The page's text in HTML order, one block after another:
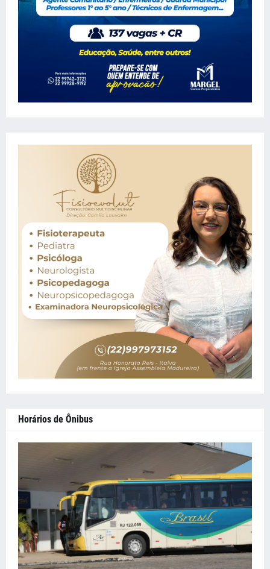
Horários de Ônibus